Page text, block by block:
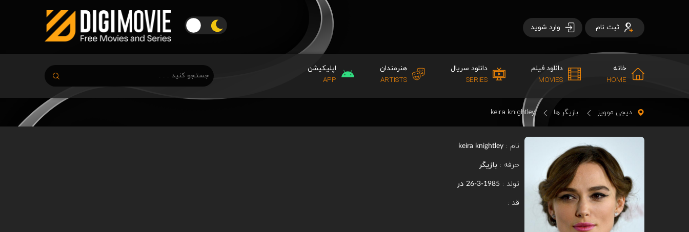
ثبت نام وارد شوید
خانه
HOME
دانلود فیلم
MOVIES
دانلود سریال
SERIES
هنرمندان
ARTISTS
اپلیکیشن
APP
دیجی موویز بازیگر ها keira knightley
نام : keira knightley
حرفه : بازیگر
تولد : 1985-3-26
در
قد :